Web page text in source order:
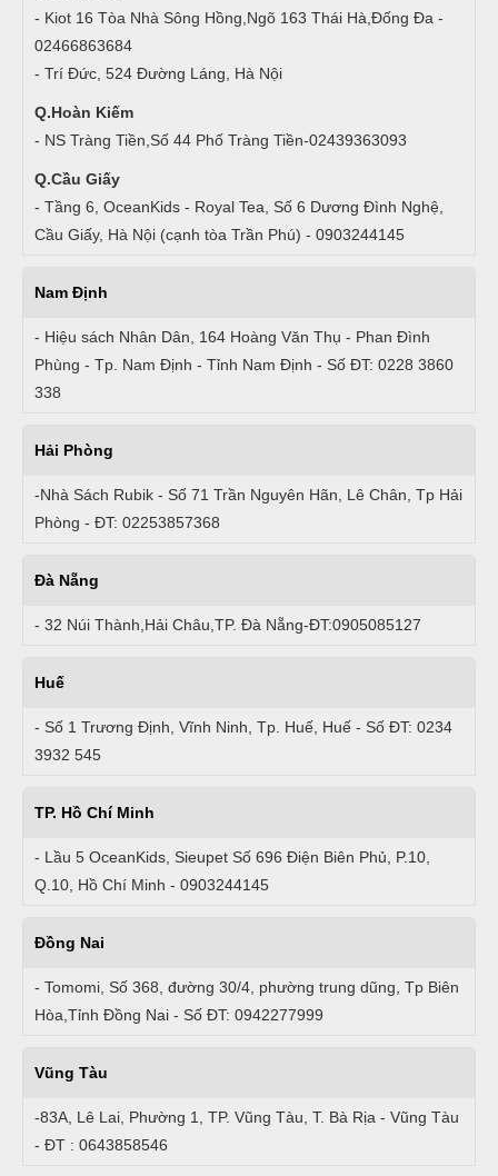
- Kiot 16 Tòa Nhà Sông Hồng,Ngõ 163 Thái Hà,Đống Đa -
02466863684
- Trí Đức, 524 Đường Láng, Hà Nội
Q.Hoàn Kiếm
- NS Tràng Tiền,Số 44 Phố Tràng Tiền-02439363093
Q.Cầu Giấy
- Tầng 6, OceanKids - Royal Tea, Số 6 Dương Đình Nghệ,
Cầu Giấy, Hà Nội (cạnh tòa Trần Phú) - 0903244145
Nam Định
- Hiệu sách Nhân Dân, 164 Hoàng Văn Thụ - Phan Đình
Phùng - Tp. Nam Định - Tỉnh Nam Định - Số ĐT: 0228 3860
338
Hải Phòng
-Nhà Sách Rubik - Số 71 Trần Nguyên Hãn, Lê Chân, Tp Hải
Phòng - ĐT: 02253857368
Đà Nẵng
- 32 Núi Thành,Hải Châu,TP. Đà Nẵng-ĐT:0905085127
Huế
- Số 1 Trương Định, Vĩnh Ninh, Tp. Huế, Huế - Số ĐT: 0234
3932 545
TP. Hồ Chí Minh
- Lầu 5 OceanKids, Sieupet Số 696 Điện Biên Phủ, P.10,
Q.10, Hồ Chí Minh - 0903244145
Đồng Nai
- Tomomi, Số 368, đường 30/4, phường trung dũng, Tp Biên
Hòa,Tỉnh Đồng Nai - Số ĐT: 0942277999
Vũng Tàu
-83A, Lê Lai, Phường 1, TP. Vũng Tàu, T. Bà Rịa - Vũng Tàu
- ĐT : 0643858546